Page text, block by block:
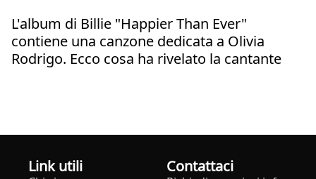
L'album di Billie "Happier Than Ever"
contiene una canzone dedicata a Olivia
Rodrigo. Ecco cosa ha rivelato la cantante
Link utili Contattaci